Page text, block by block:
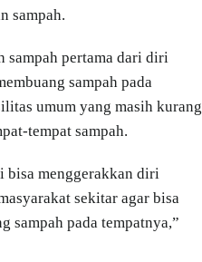
sampah.
sampah pertama dari diri
sampah pada
umum yang masih kurang
tempat sampah.
bisa menggerakkan diri
sekitar agar bisa
sampah pada tempatnya,”